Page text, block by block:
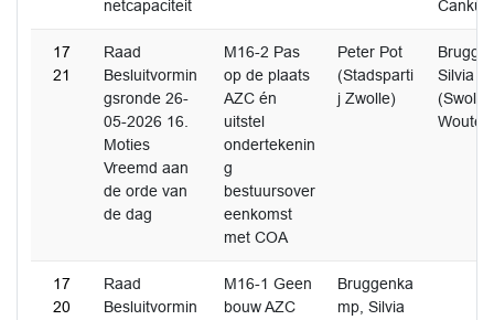
netcapaciteit
Cankut
17
21
Raad
Besluitvormin
gsronde 26-
05-2026 16.
Moties
Vreemd aan
de orde van
de dag
M16-2 Pas
op de plaats
AZC én
uitstel
ondertekenin
g
bestuursover
eenkomst
met COA
Peter Pot
(Stadsparti
j Zwolle)
Silvia
Wouter
17
20
Raad
Besluitvormin
M16-1 Geen
bouw AZC
Bruggenka
mp, Silvia